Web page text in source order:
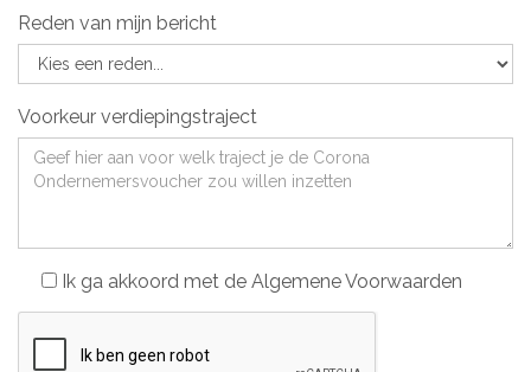
Reden van mijn bericht
Voorkeur verdiepingstraject
Ik ga akkoord met de Algemene Voorwaarden